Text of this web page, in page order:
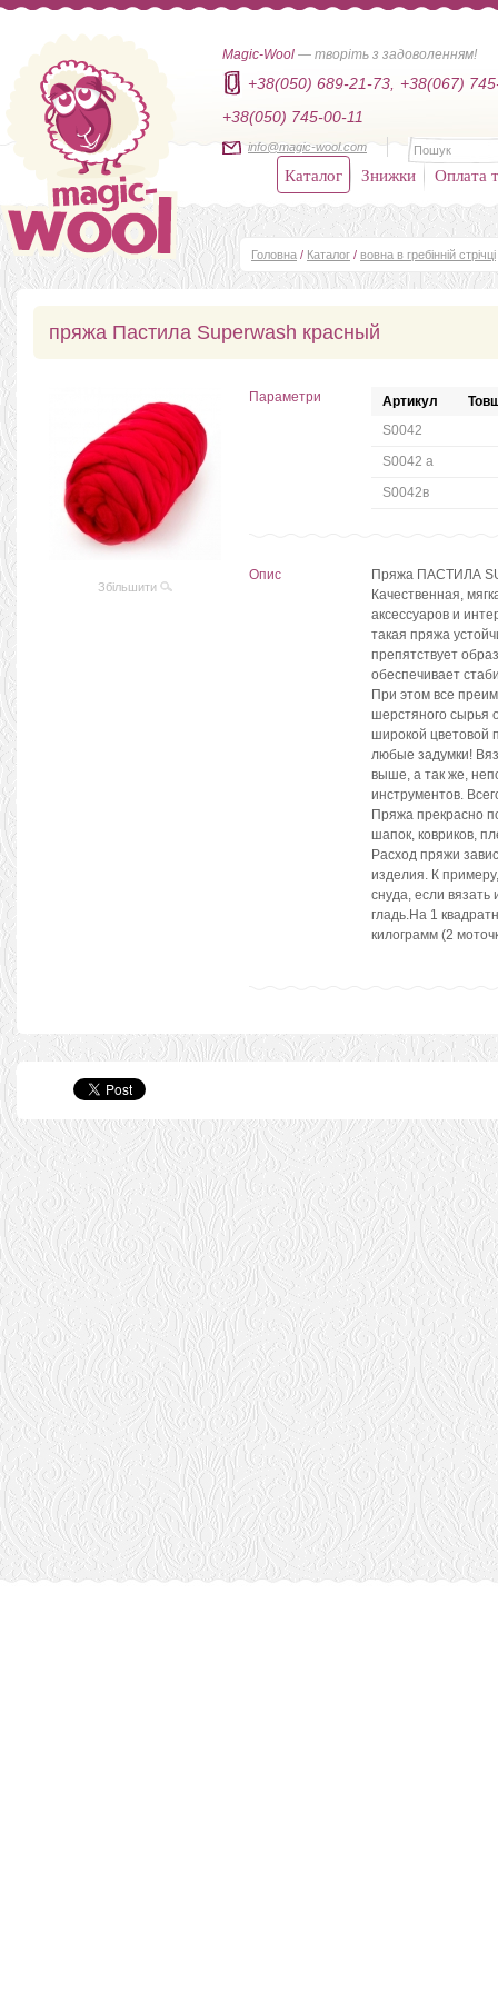
Magic-Wool — творіть з задоволенням!
+38(050) 689-21-73,
+38(067)
+38(050) 745-00-11
info@magic-wool.com
Каталог Знижки Оплата
Головна / Каталог / вовна в гребінній стрічці
пряжа Пастила Superwash красный
Збільшити
Параметри Артикул
S0042
S0042 а
S0042в
Опис
Пряжа ПАСТИЛА
Качественная,
аксессуаров и
такая пряжа
препятствует
обеспечивает
При этом все
шерстяного сырья
широкой цветовой
любые задумки!
выше, а так же,
инструментов.
Пряжа прекрасно
шапок, ковриков,
Расход пряжи
изделия. К
снуда, если
гладь.На 1
килограмм (2